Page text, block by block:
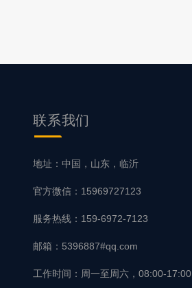
联系我们
地址：中国，山东，临沂
官方微信：15969727123
服务热线：159-6972-7123
邮箱：5396887#qq.com
工作时间：周一至周六，08:00-17:00